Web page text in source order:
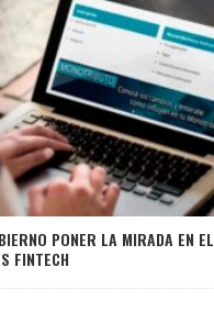
PONER LA MIRADA EN EL
FINTECH